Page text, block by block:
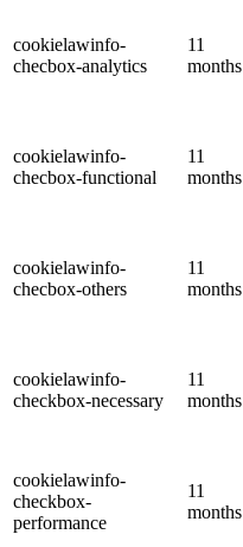
cookielawinfo-
checbox-analytics
11
months
cookielawinfo-
checbox-functional
11
months
cookielawinfo-
checbox-others
11
months
cookielawinfo-
checkbox-necessary
11
months
cookielawinfo-
checkbox-
performance
11
months